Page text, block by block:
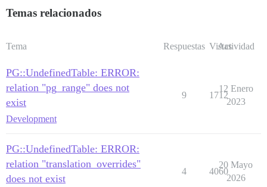
Temas relacionados
Tema Respuestas Vistas
Actividad
PG::UndefinedTable: ERROR:
relation "pg_range" does not
exist
Development
9 1712
12 Enero
2023
PG::UndefinedTable: ERROR:
relation "translation_overrides"
does not exist
4 4060
20 Mayo
2026